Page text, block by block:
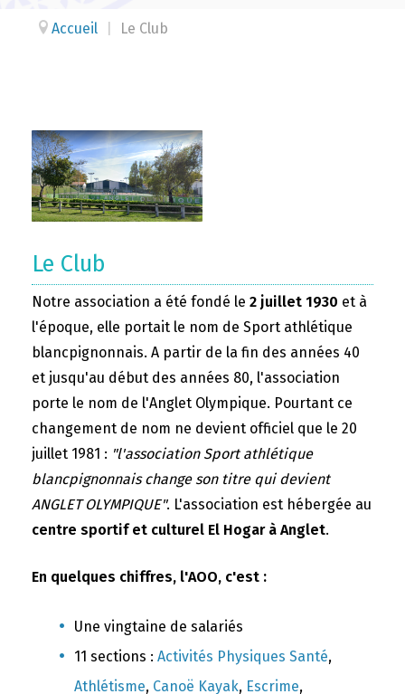
Accueil Le Club
Le Club
Notre association a été fondé le 2 juillet 1930 et à
l'époque, elle portait le nom de Sport athlétique
blancpignonnais. A partir de la fin des années 40
et jusqu'au début des années 80, l'association
porte le nom de l'Anglet Olympique. Pourtant ce
changement de nom ne devient officiel que le 20
juillet 1981 : "l'association Sport athlétique
blancpignonnais change son titre qui devient
ANGLET OLYMPIQUE". L'association est hébergée au
centre sportif et culturel El Hogar à Anglet.
En quelques chiffres, l'AOO, c'est :
Une vingtaine de salariés
11 sections : Activités Physiques Santé,
Athlétisme, Canoë Kayak, Escrime,